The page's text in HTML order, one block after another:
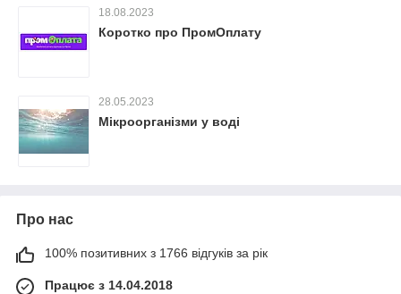
18.08.2023
Коротко про ПромОплату
28.05.2023
Мікроорганізми у воді
Про нас
100% позитивних з 1766 відгуків за рік
Працює з 14.04.2018